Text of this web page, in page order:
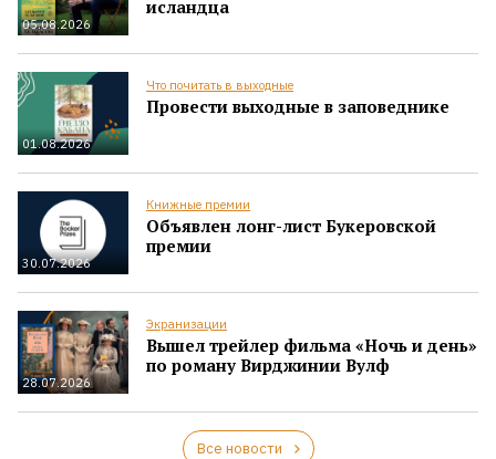
05.08.2026
исландца
01.08.2026
Что почитать в выходные
Провести выходные в заповеднике
30.07.2026
Книжные премии
Объявлен лонг-лист Букеровской
премии
28.07.2026
Экранизации
Вышел трейлер фильма «Ночь и день»
по роману Вирджинии Вулф
Все новости